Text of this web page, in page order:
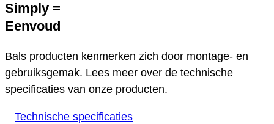
Simply =
Eenvoud
Bals producten kenmerken zich door montage- en
gebruiksgemak. Lees meer over de technische
specificaties van onze producten.
Technische specificaties